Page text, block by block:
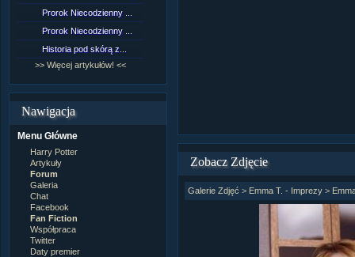
Prorok Niecodzienny ...
Prorok Niecodzienny ...
Historia pod skórą z...
>> Więcej artykułów! <<
Nawigacja
Menu Główne
Harry Potter
Artykuły
Forum
Galeria
Chat
Facebook
Fan Fiction
Współpraca
Twitter
Daty premier
Zobacz Zdjęcie
Galerie Zdjęć > Emma T. - Imprezy>